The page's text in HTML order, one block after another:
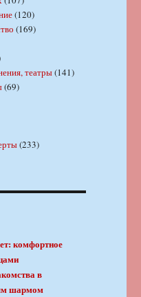
(120)
(169)
театры(141)
(69)
(233)
комфортное
в
шармом